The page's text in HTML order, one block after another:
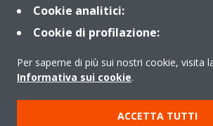
Periodo di supporto definito
Gruppo Daikin Europe
Copyright © Daikin
Cookie analitici:
Cookie di profilazione:
Per saperne di più sui nostri cookie, visita
Informativa sui cookie.
ACCETTA TUTTI